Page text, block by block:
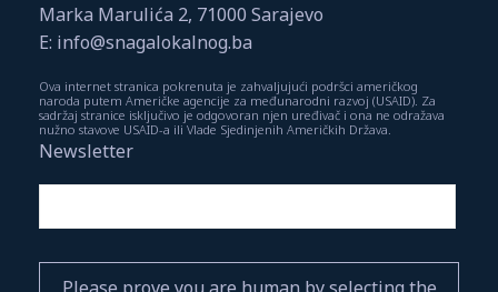
Marka Marulića 2, 71000 Sarajevo
E: info@snagalokalnog.ba
Ova internet stranica pokrenuta je zahvaljujući podršci američkog
naroda putem Američke agencije za međunarodni razvoj (USAID). Za
sadržaj stranice isključivo je odgovoran njen uređivač i ona ne odražava
nužno stavove USAID-a ili Vlade Sjedinjenih Američkih Država.
Newsletter